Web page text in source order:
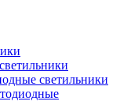
светильники